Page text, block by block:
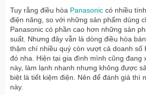
Tuy rằng điều hòa Panasonic có nhiều
điện năng, so với những sản phẩm dùng
Panasonic có phần cao hơn những sản
suất. Nhưng đây vẫn là dòng điều hòa
thậm chí nhiều quý còn vượt cả doanh số
đó nha. Hiện tại gia đình mình cũng đang
này, làm lạnh nhanh nhưng không được
biệt là tiết kiệm điện. Nên để đánh giá thì
này.